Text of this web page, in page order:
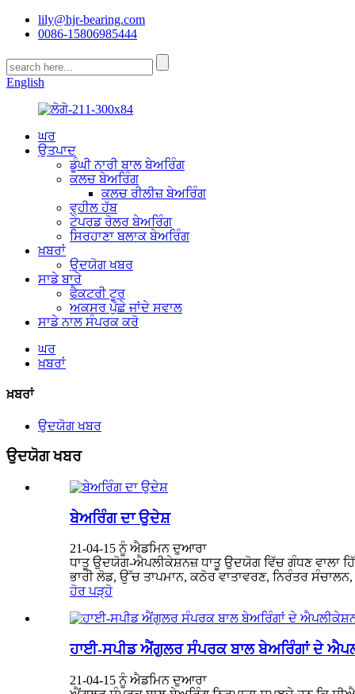
lily@hjr-bearing.com
0086-15806985444
English
ਘਰ
ਉਤਪਾਦ
ਡੂੰਘੀ ਨਾਰੀ ਬਾਲ ਬੇਅਰਿੰਗ
ਕਲਚ ਬੇਅਰਿੰਗ
ਕਲਚ ਰੀਲੀਜ਼ ਬੇਅਰਿੰਗ
ਵ੍ਹੀਲ ਹੱਬ
ਟੇਪਰਡ ਰੋਲਰ ਬੇਅਰਿੰਗ
ਸਿਰਹਾਣਾ ਬਲਾਕ ਬੇਅਰਿੰਗ
ਖ਼ਬਰਾਂ
ਉਦਯੋਗ ਖਬਰ
ਸਾਡੇ ਬਾਰੇ
ਫੈਕਟਰੀ ਟੂਰ
ਅਕਸਰ ਪੁੱਛੇ ਜਾਂਦੇ ਸਵਾਲ
ਸਾਡੇ ਨਾਲ ਸੰਪਰਕ ਕਰੋ
ਘਰ
ਖ਼ਬਰਾਂ
ਖ਼ਬਰਾਂ
ਉਦਯੋਗ ਖਬਰ
ਉਦਯੋਗ ਖਬਰ
ਬੇਅਰਿੰਗ ਦਾ ਉਦੇਸ਼
21-04-15 ਨੂੰ ਐਡਮਿਨ ਦੁਆਰਾ
ਧਾਤੂ ਉਦਯੋਗ-ਐਪਲੀਕੇਸ਼ਨਜ਼ ਧਾਤੂ ਉਦਯੋਗ ਵਿੱਚ ਗੰਧਣ ਵਾਲਾ
ਭਾਰੀ ਲੋਡ, ਉੱਚ ਤਾਪਮਾਨ, ਕਠੋਰ ਵਾਤਾਵਰਣ, ਨਿਰੰਤਰ
ਹੋਰ ਪੜ੍ਹੋ
ਹਾਈ-ਸਪੀਡ ਐਂਗੁਲਰ ਸੰਪਰਕ ਬਾਲ ਬੇਅਰਿੰਗਾਂ ਦੇ
21-04-15 ਨੂੰ ਐਡਮਿਨ ਦੁਆਰਾ